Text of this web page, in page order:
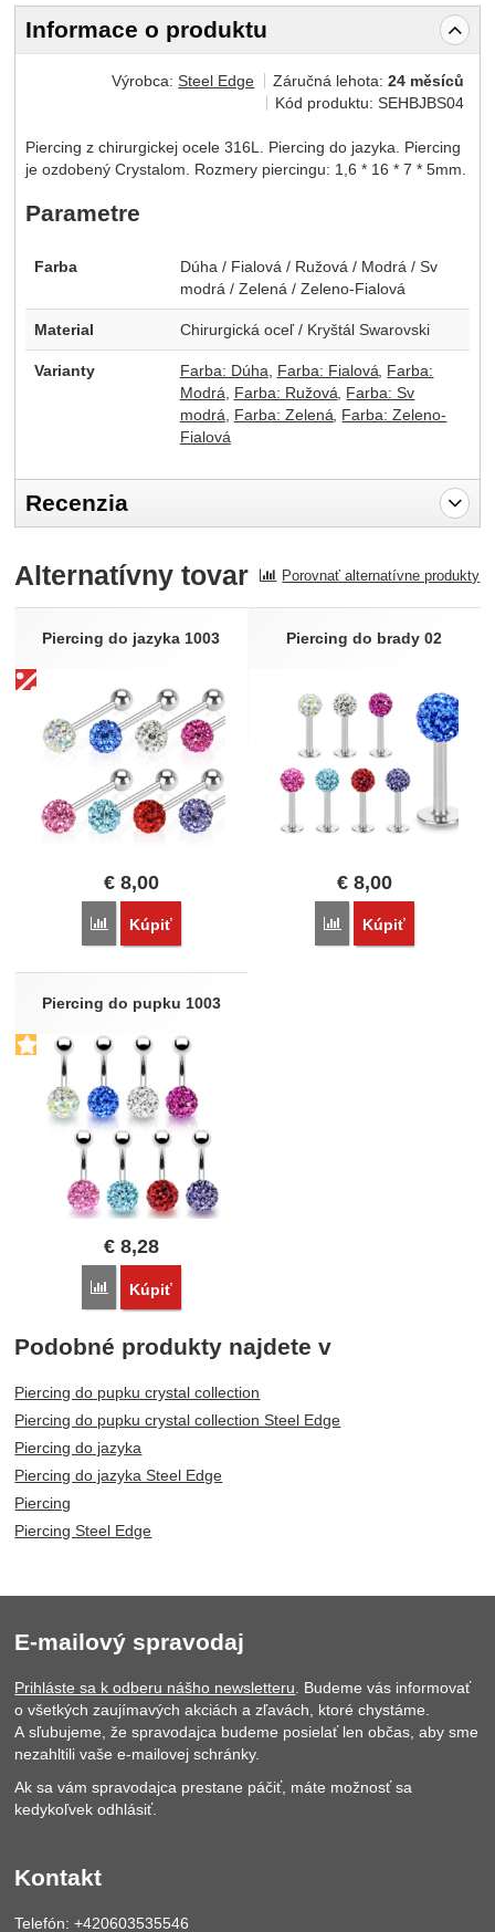
Informace o produktu
Výrobca:Steel Edge Záručná lehota:24 měsíců
Kód produktu:SEHBJBS04
Piercing z chirurgickej ocele 316L. Piercing do jazyka. Piercing
je ozdobený Crystalom. Rozmery piercingu: 1,6 * 16 * 7 * 5mm.
Parametre
Farba
Dúha / Fialová / Ružová / Modrá / Sv
modrá / Zelená / Zeleno-Fialová
Material Chirurgická oceľ / Kryštál Swarovski
Varianty Farba: Dúha Farba: Fialová Farba:
Modrá
Farba: Ružová Farba: Sv
modrá
Farba: Zelená Farba: Zeleno-
Fialová
Recenzia
Recenzia
Alternatívny tovar Porovnať alternatívne produkty
Piercing do jazyka 1003
€ 8,00
Porovnať
Kúpiť
Piercing do brady 02
€8,00
Porovnať
Kúpiť
Piercing do pupku 1003
€ 8,28
Porovnať
Kúpiť
Podobné produkty najdete v
Piercing do pupku crystal collection
Piercing do pupku crystal collection Steel Edge
Piercing do jazyka
Piercing do jazyka Steel Edge
Piercing
Piercing Steel Edge
E-mailový spravodaj
Prihláste sa k odberu nášho newsletteru. Budeme vás informovať
o všetkých zaujímavých akciách a zľavách, ktoré chystáme.
A sľubujeme, že spravodajca budeme posielať len občas, aby sme
nezahltili vaše e-mailovej schránky.
Ak sa vám spravodajca prestane páčiť, máte možnosť sa
kedykoľvek odhlásiť.
Kontakt
Telefón: +420603535546